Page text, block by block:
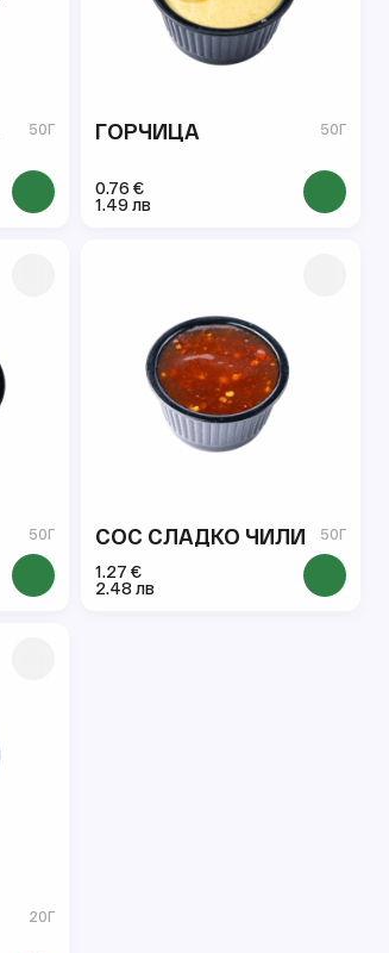
50Г ГОРЧИЦА 50Г
0.76 €
1.49 лв
50Г СОС СЛАДКО ЧИЛИ 50Г
1.27 €
2.48 лв
20Г